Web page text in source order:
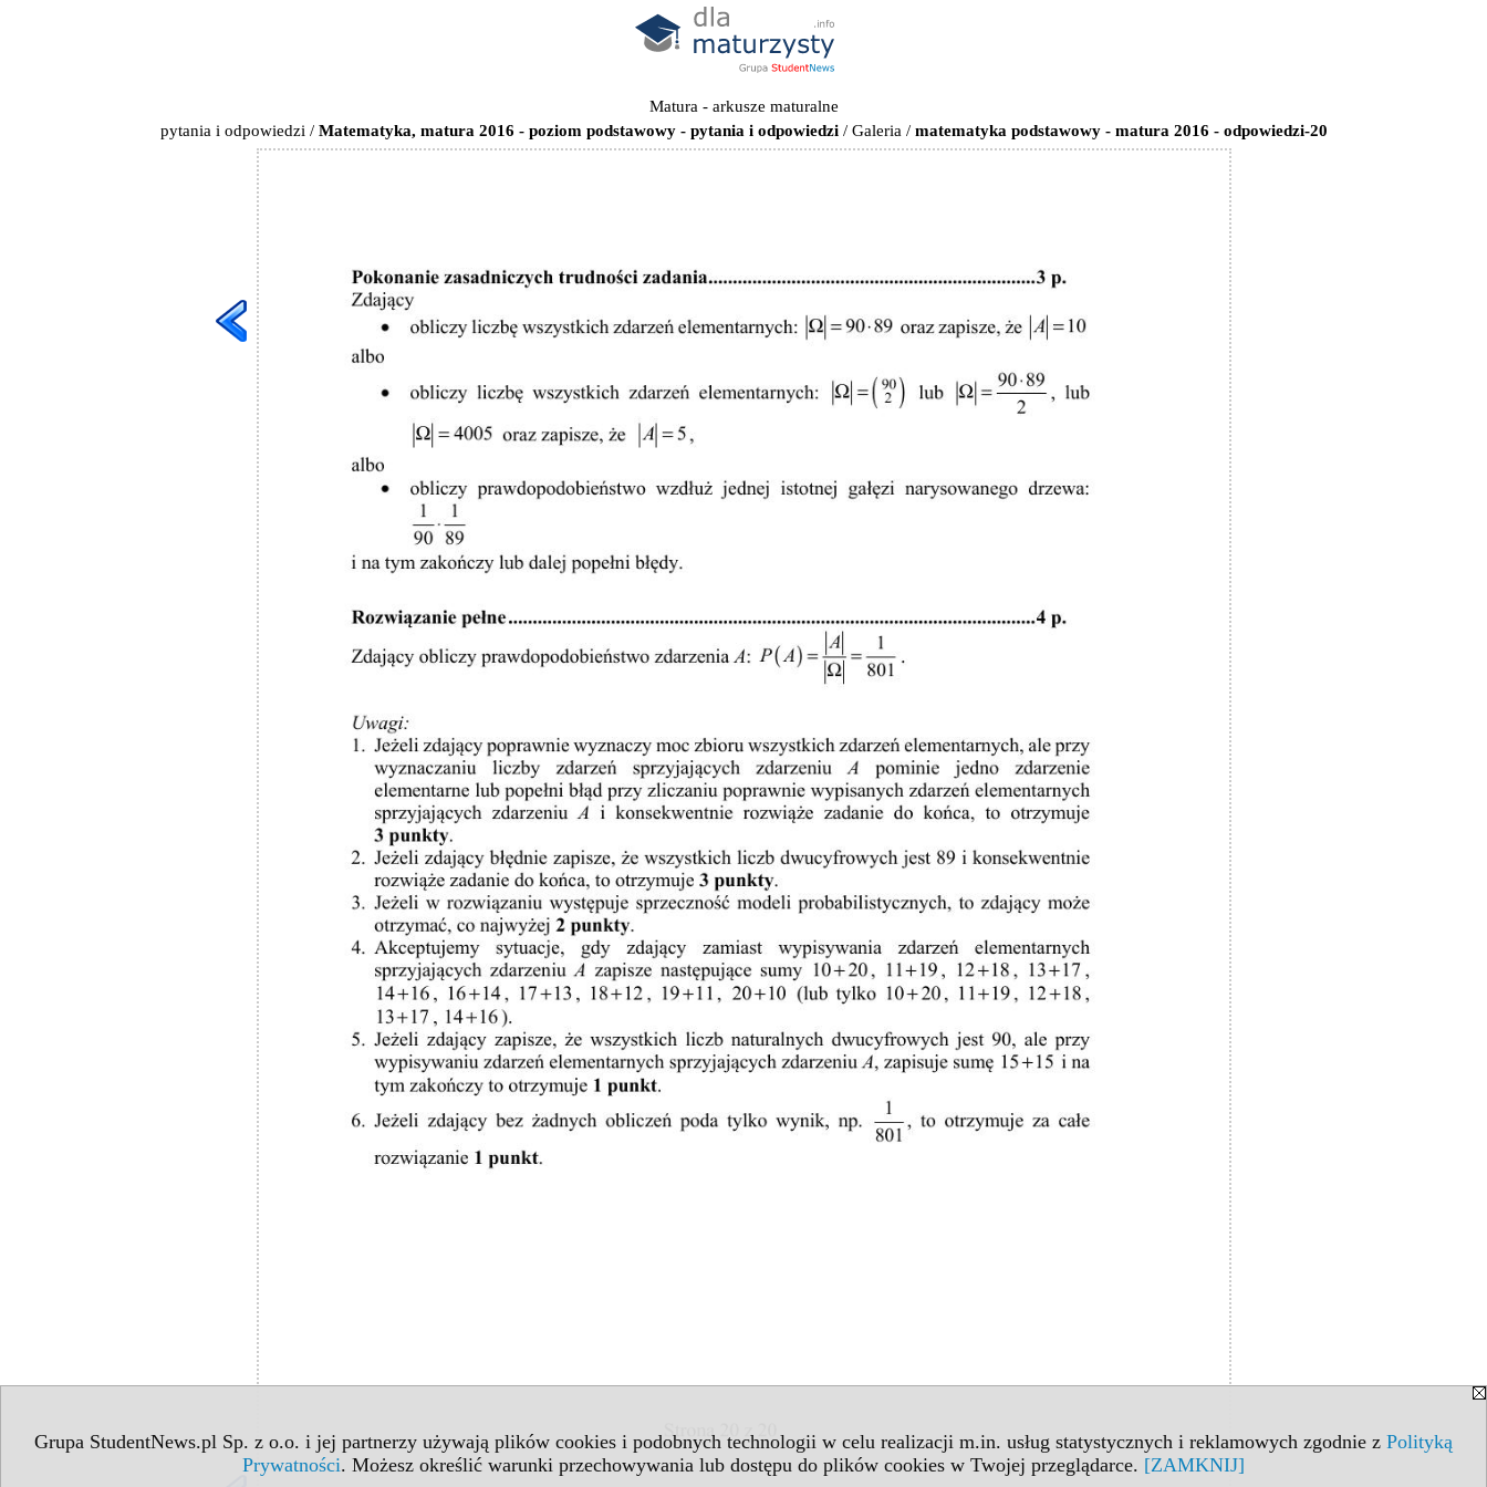
Grupa StudentNews.pl Sp. z o.o. i jej partnerzy używają plików cookies i podobnych technologii w celu realizacji m.in. usług statystycznych i reklamowych zgodnie z Polityką
Prywatności. Możesz określić warunki przechowywania lub dostępu do plików cookies w Twojej przeglądarce. [ZAMKNIJ]
Matura - arkusze maturalne
pytania i odpowiedzi / Matematyka, matura 2016 - poziom podstawowy - pytania i odpowiedzi/ Galeria / matematyka podstawowy - matura 2016 - odpowiedzi-20